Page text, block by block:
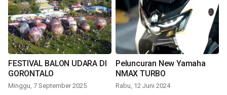
FESTIVAL BALON UDARA DI
GORONTALO
Minggu, 7 September 2025
Peluncuran New Yamaha
NMAX TURBO
Rabu, 12 Juni 2024